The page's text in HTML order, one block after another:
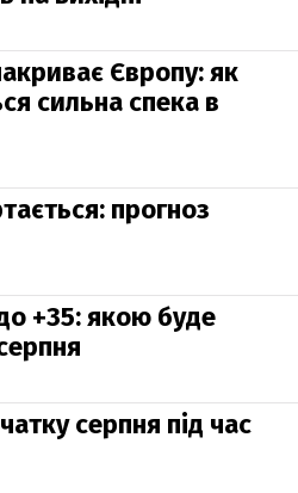
Європу: як
сильна спека в
прогноз
+35: якою буде
серпня під час